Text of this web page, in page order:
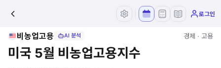
로그인
비농업고용 AI 분석 경제 · 고용
미국 5월 비농업고용지수